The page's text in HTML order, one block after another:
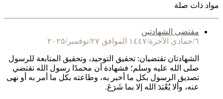
مواد ذات صلة
مقتضى الشهادتين
٦/جمادى الآخرة/١٤٤٧ الموافق ٢٧/نوفمبر/٢٠٢٥
الشهادتان تقتضيان: تحقيق التوحيد، وتحقيق المتابعة للرسول
صلى الله عليه وسلم؛ فشهادة أن محمدًا رسول الله تقتضي
تصديق الرسول بكل ما أخبر به، وطاعته بكل ما أمر به أو نهى
عنه، وألا يُعْبَدَ الله إلا بما شَرَعَ.